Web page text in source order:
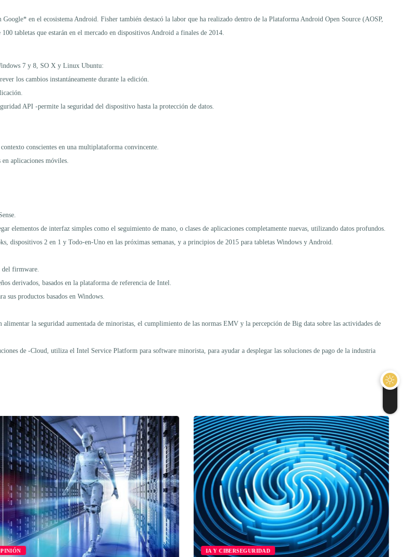
en el ecosistema Android. Fisher también destacó la labor que ha realizado dentro de la Plataforma Android Open Source (AOSP,
tabletas que estarán en el mercado en dispositivos Android a finales de 2014.
7 y 8, SO X y Linux Ubuntu:
los cambios instantáneamente durante la edición.
API -permite la seguridad del dispositivo hasta la protección de datos.
conscientes en una multiplataforma convincente.
aplicaciones móviles.
elementos de interfaz simples como el seguimiento de mano, o clases de aplicaciones completamente nuevas, utilizando datos profundos.
dispositivos 2 en 1 y Todo-en-Uno en las próximas semanas, y a principios de 2015 para tabletas Windows y Android.
firmware.
derivados, basados en la plataforma de referencia de Intel.
sus productos basados en Windows.
alimentar la seguridad aumentada de minoristas, el cumplimiento de las normas EMV y la percepción de Big data sobre las actividades de
de -Cloud, utiliza el Intel Service Platform para software minorista, para ayudar a desplegar las soluciones de pago de la industria
IA Y CIBERSEGURIDAD